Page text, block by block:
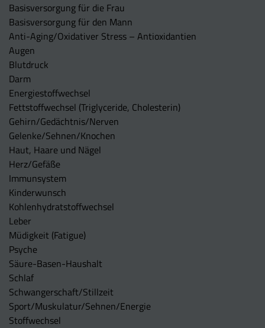
Basisversorgung für die Frau
Basisversorgung für den Mann
Anti-Aging/Oxidativer Stress – Antioxidantien
Augen
Blutdruck
Darm
Energiestoffwechsel
Fettstoffwechsel (Triglyceride, Cholesterin)
Gehirn/Gedächtnis/Nerven
Gelenke/Sehnen/Knochen
Haut, Haare und Nägel
Herz/Gefäße
Immunsystem
Kinderwunsch
Kohlenhydratstoffwechsel
Leber
Müdigkeit (Fatigue)
Psyche
Säure-Basen-Haushalt
Schlaf
Schwangerschaft/Stillzeit
Sport/Muskulatur/Sehnen/Energie
Stoffwechsel